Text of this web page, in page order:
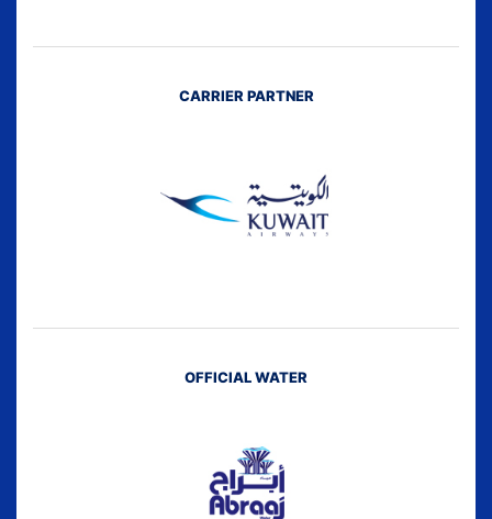
CARRIER PARTNER
OFFICIAL WATER